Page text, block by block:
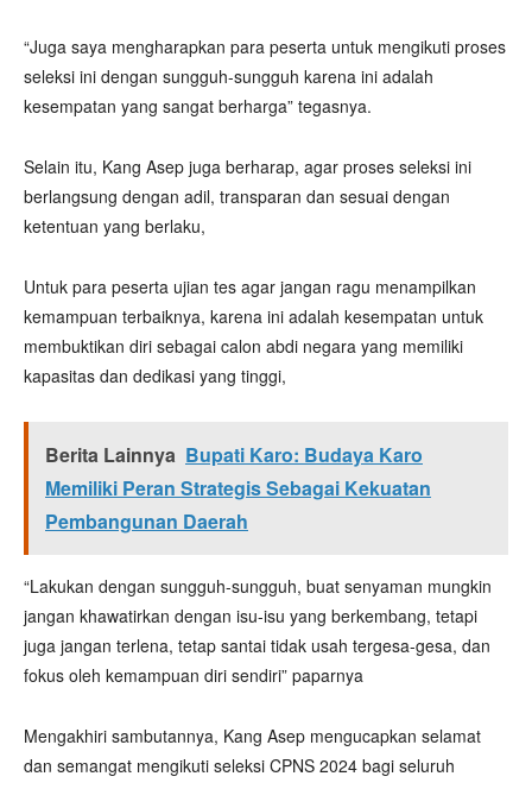
“Juga saya mengharapkan para peserta untuk mengikuti proses
seleksi ini dengan sungguh-sungguh karena ini adalah
kesempatan yang sangat berharga” tegasnya.
Selain itu, Kang Asep juga berharap, agar proses seleksi ini
berlangsung dengan adil, transparan dan sesuai dengan
ketentuan yang berlaku,
Untuk para peserta ujian tes agar jangan ragu menampilkan
kemampuan terbaiknya, karena ini adalah kesempatan untuk
membuktikan diri sebagai calon abdi negara yang memiliki
kapasitas dan dedikasi yang tinggi,
Berita Lainnya Bupati Karo: Budaya Karo
Memiliki Peran Strategis Sebagai Kekuatan
Pembangunan Daerah
“Lakukan dengan sungguh-sungguh, buat senyaman mungkin
jangan khawatirkan dengan isu-isu yang berkembang, tetapi
juga jangan terlena, tetap santai tidak usah tergesa-gesa, dan
fokus oleh kemampuan diri sendiri” paparnya
Mengakhiri sambutannya, Kang Asep mengucapkan selamat
dan semangat mengikuti seleksi CPNS 2024 bagi seluruh